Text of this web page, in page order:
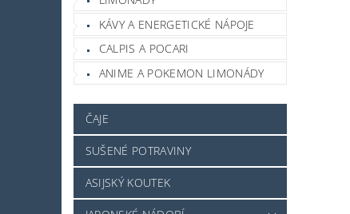
KÁVY A ENERGETICKÉ NÁPOJE
CALPIS A POCARI
ANIME A POKEMON LIMONÁDY
ČAJE
SUŠENÉ POTRAVINY
ASIJSKÝ KOUTEK